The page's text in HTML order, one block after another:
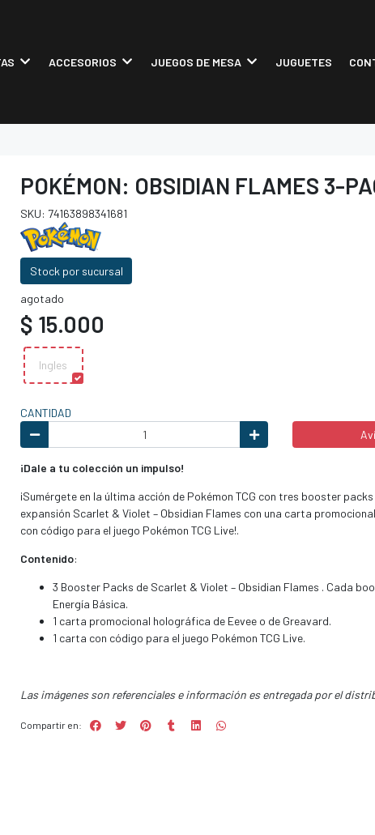
ACCESORIOS JUEGOS DE MESA JUGUETES
POKÉMON: OBSIDIAN FLAMES 3-
SKU: 74163898341681
Stock por sucursal
agotado
$ 15.000
Ingles
CANTIDAD
¡Dale a tu colección un impulso!
¡Sumérgete en la última acción de Pokémon TCG con tres booster
expansión Scarlet & Violet – Obsidian Flames con una carta
con código para el juego Pokémon TCG Live!.
Contenido:
3 Booster Packs de Scarlet & Violet – Obsidian Flames . Cada
Energía Básica.
1 carta promocional holográfica de Eevee o de Greavard.
1 carta con código para el juego Pokémon TCG Live.
Las imágenes son referenciales e información es entregada por el
Compartir en: